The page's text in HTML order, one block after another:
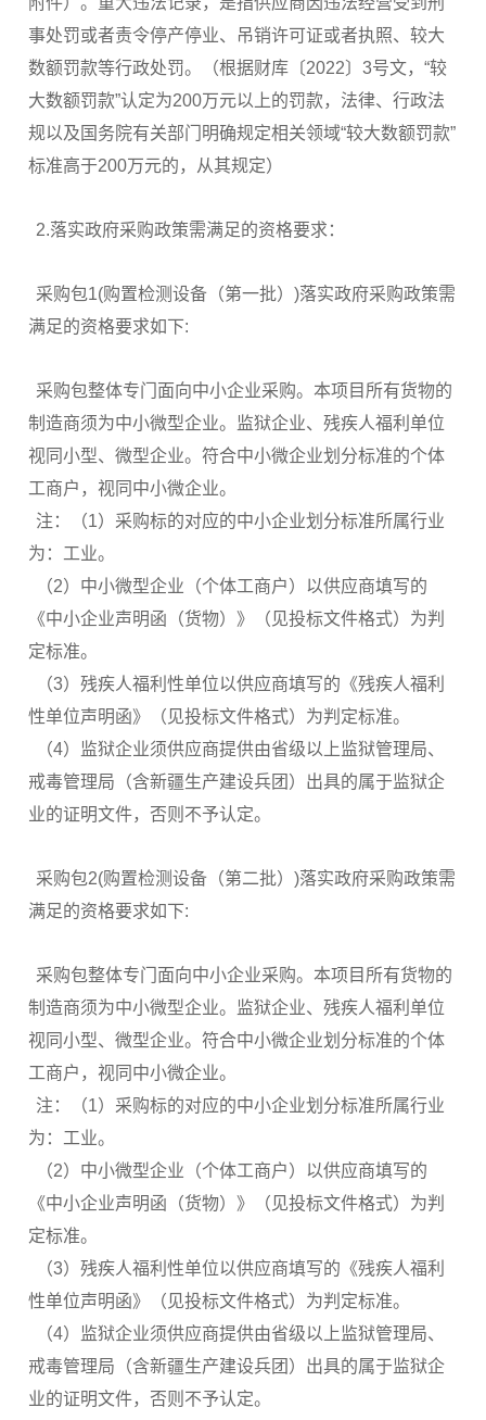
事处罚或者责令停产停业、吊销许可证或者执照、较大
数额罚款等行政处罚。（根据财库〔2022〕3号文，“较
大数额罚款”认定为200万元以上的罚款，法律、行政法
规以及国务院有关部门明确规定相关领域“较大数额罚款”
标准高于200万元的，从其规定）
2.落实政府采购政策需满足的资格要求：
采购包1(购置检测设备（第一批）)落实政府采购政策需
满足的资格要求如下:
采购包整体专门面向中小企业采购。本项目所有货物的
制造商须为中小微型企业。监狱企业、残疾人福利单位
视同小型、微型企业。符合中小微企业划分标准的个体
工商户，视同中小微企业。
注：（1）采购标的对应的中小企业划分标准所属行业
为：工业。
（2）中小微型企业（个体工商户）以供应商填写的
《中小企业声明函（货物）》（见投标文件格式）为判
定标准。
（3）残疾人福利性单位以供应商填写的《残疾人福利
性单位声明函》（见投标文件格式）为判定标准。
（4）监狱企业须供应商提供由省级以上监狱管理局、
戒毒管理局（含新疆生产建设兵团）出具的属于监狱企
业的证明文件，否则不予认定。
采购包2(购置检测设备（第二批）)落实政府采购政策需
满足的资格要求如下:
采购包整体专门面向中小企业采购。本项目所有货物的
制造商须为中小微型企业。监狱企业、残疾人福利单位
视同小型、微型企业。符合中小微企业划分标准的个体
工商户，视同中小微企业。
注：（1）采购标的对应的中小企业划分标准所属行业
为：工业。
（2）中小微型企业（个体工商户）以供应商填写的
《中小企业声明函（货物）》（见投标文件格式）为判
定标准。
（3）残疾人福利性单位以供应商填写的《残疾人福利
性单位声明函》（见投标文件格式）为判定标准。
（4）监狱企业须供应商提供由省级以上监狱管理局、
戒毒管理局（含新疆生产建设兵团）出具的属于监狱企
业的证明文件，否则不予认定。